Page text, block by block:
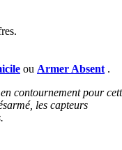
ou Armer Absent .
contournement pour
les capteurs